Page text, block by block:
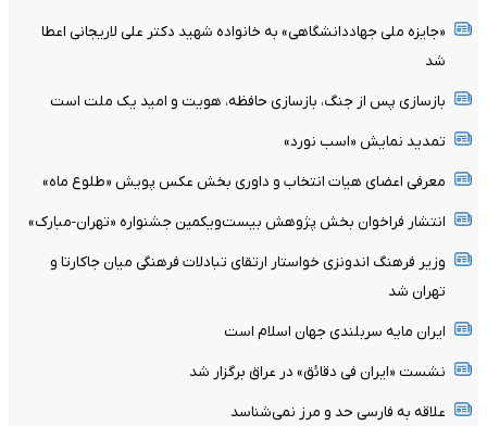
«جایزه ملی جهاددانشگاهی» به خانواده شهید دکتر علی لاریجانی اعطا
شد
بازسازی پس از جنگ، بازسازی حافظه، هویت و امید یک ملت است
تمدید نمایش «اسب نورد»
معرفی اعضای هیات انتخاب و داوری بخش عکس پویش «طلوع ماه»
انتشار فراخوان بخش پژوهش بیست‌ویکمین جشنواره «تهران-مبارک»
وزیر فرهنگ اندونزی خواستار ارتقای تبادلات فرهنگی میان جاکارتا و
تهران شد
ایران مایه سربلندی جهان اسلام است
نشست «ایران فی دقائق» در عراق برگزار شد
علاقه به فارسی حد و مرز نمی‌شناسد